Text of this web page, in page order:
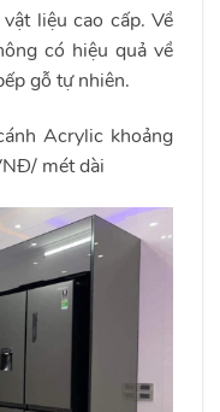
liệu cao cấp. Về
có hiệu quả về
gỗ tự nhiên.
Acrylic khoảng
mét dài